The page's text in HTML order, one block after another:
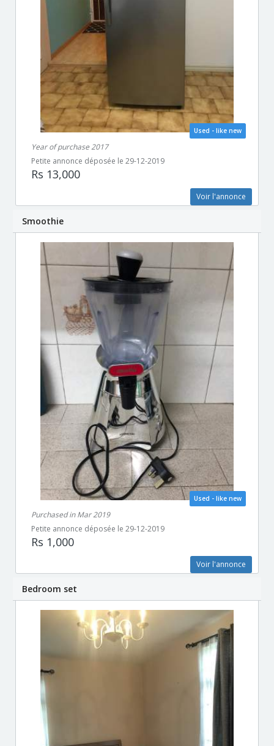
Used - like new
Year of purchase 2017
Petite annonce déposée le 29-12-2019
Rs 13,000
Voir l'annonce
Smoothie
Used - like new
Purchased in Mar 2019
Petite annonce déposée le 29-12-2019
Rs 1,000
Voir l'annonce
Bedroom set